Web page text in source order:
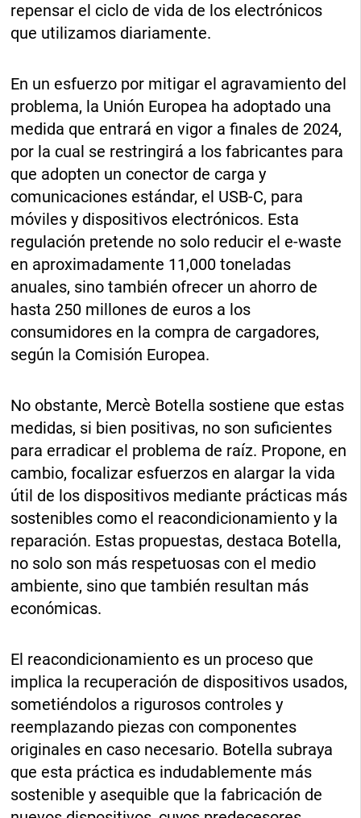
repensar el ciclo de vida de los electrónicos
que utilizamos diariamente.
En un esfuerzo por mitigar el agravamiento del
problema, la Unión Europea ha adoptado una
medida que entrará en vigor a finales de 2024,
por la cual se restringirá a los fabricantes para
que adopten un conector de carga y
comunicaciones estándar, el USB-C, para
móviles y dispositivos electrónicos. Esta
regulación pretende no solo reducir el e-waste
en aproximadamente 11,000 toneladas
anuales, sino también ofrecer un ahorro de
hasta 250 millones de euros a los
consumidores en la compra de cargadores,
según la Comisión Europea.
No obstante, Mercè Botella sostiene que estas
medidas, si bien positivas, no son suficientes
para erradicar el problema de raíz. Propone, en
cambio, focalizar esfuerzos en alargar la vida
útil de los dispositivos mediante prácticas más
sostenibles como el reacondicionamiento y la
reparación. Estas propuestas, destaca Botella,
no solo son más respetuosas con el medio
ambiente, sino que también resultan más
económicas.
El reacondicionamiento es un proceso que
implica la recuperación de dispositivos usados,
sometiéndolos a rigurosos controles y
reemplazando piezas con componentes
originales en caso necesario. Botella subraya
que esta práctica es indudablemente más
sostenible y asequible que la fabricación de